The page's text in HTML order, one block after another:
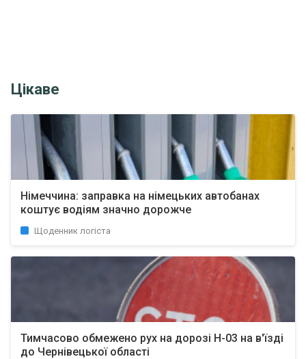
Цікаве
Німеччина: заправка на німецьких автобанах
коштує водіям значно дорожче
Щоденник логіста
Тимчасово обмежено рух на дорозі Н-03 на в'їзді
до Чернівецької області